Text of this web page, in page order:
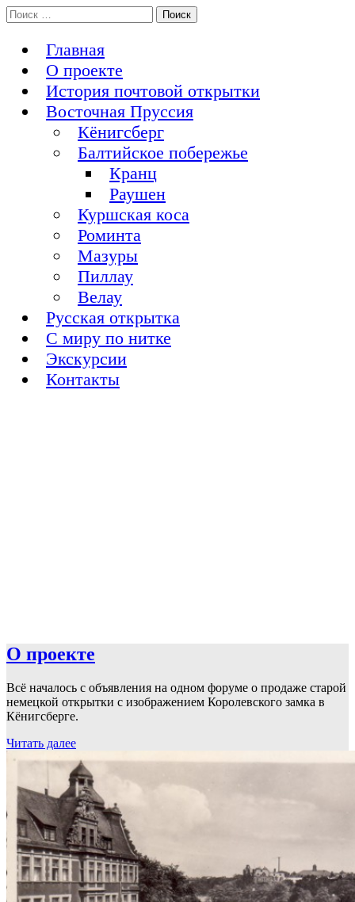
Перейти
к
Открытка из Восточной
Пруссии
История Восточной Пруссии в почтовых открытках и не
Поиск:
Главная
О проекте
История почтовой открытки
Восточная Пруссия
Кёнигсберг
Балтийское побережье
Кранц
Раушен
Куршская коса
Роминта
Мазуры
Пиллау
Велау
Русская открытка
С миру по нитке
Экскурсии
Контакты
О проекте
Всё началось с объявления на одном форуме о продаже старой
немецкой открытки с изображением Королевского замка в
Кёнигсберге.
Читать далее